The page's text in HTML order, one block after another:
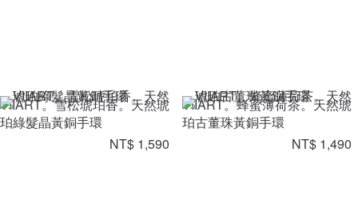
VIIART。雪松琥珀香。天然琥
珀綠髮晶黃銅手環
NT$ 1,590
VIIART。蜂蜜薄荷茶。天然琥
珀古董珠黃銅手環
NT$ 1,490